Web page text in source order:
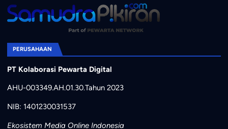
PERUSAHAAN
PT Kolaborasi Pewarta Digital
AHU-003349.AH.01.30.Tahun 2023
NIB: 1401230031537
Ekosistem Media Online Indonesia